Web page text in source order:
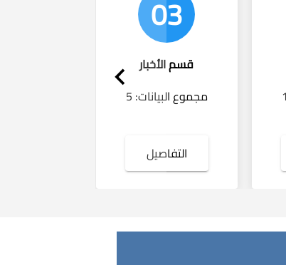
03
قسم الأخبار
مجموع البيانات: 5
التفاصيل